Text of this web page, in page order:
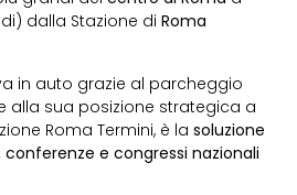
dalla Stazione di Roma
in auto grazie al parcheggio
alla sua posizione strategica a
Roma Termini, è la soluzione
e congressi nazionali